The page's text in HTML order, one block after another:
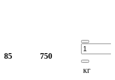
85
750
кг